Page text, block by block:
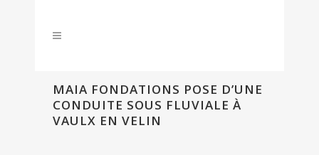
MAIA FONDATIONS POSE D’UNE
CONDUITE SOUS FLUVIALE À
VAULX EN VELIN